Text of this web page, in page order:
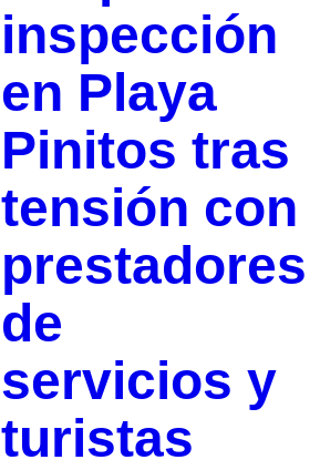
inspección
en Playa
Pinitos tras
tensión con
prestadores
de
servicios y
turistas